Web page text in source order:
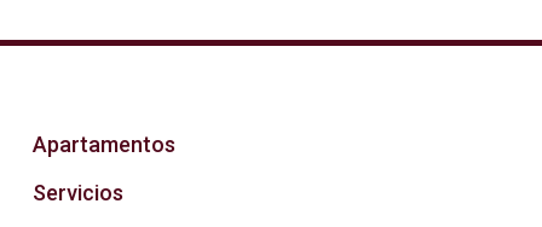
Apartamentos
Servicios